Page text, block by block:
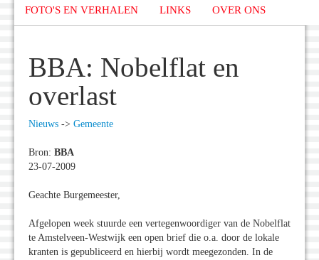
FOTO'S EN VERHALEN LINKS OVER ONS
BBA: Nobelflat en
overlast
Nieuws -> Gemeente
Bron: BBA
23-07-2009
Geachte Burgemeester,
Afgelopen week stuurde een vertegenwoordiger van de Nobelflat
te Amstelveen-Westwijk een open brief die o.a. door de lokale
kranten is gepubliceerd en hierbij wordt meegezonden. In de